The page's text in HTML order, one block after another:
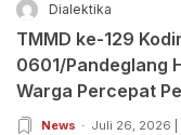
Dialektika
TMMD ke-129
0601/Pandeglang
Warga Percepat
serta Bangun
News Juli 26, 2026 |